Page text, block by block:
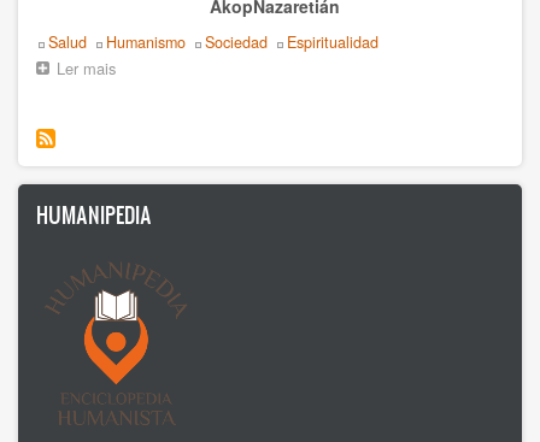
CMEH
Carlos Crespo Burgos
Centro Mundial de Estudios Humanistas
Daniel Leon
Daniel R. León
AkopNazaretián
Topics
Salud Humanismo Sociedad Espiritualidad
Ler mais
Humanistas
a
pandemia
COVID-
19
HUMANIPEDIA